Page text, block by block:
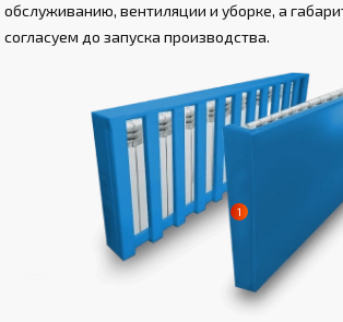
обслуживанию, вентиляции и уборке, а
согласуем до запуска производства.